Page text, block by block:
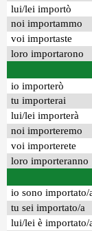
lui/lei importò
noi importammo
voi importaste
loro importarono
io importerò
tu importerai
lui/lei importerà
noi importeremo
voi importerete
loro importeranno
io sono importato/
tu sei importato/a
lui/lei è importato/